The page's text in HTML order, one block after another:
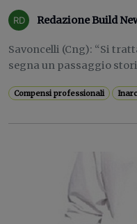
Redazione Build
Savoncelli (Cng): “Si
segna un passaggio
Compensi professionali